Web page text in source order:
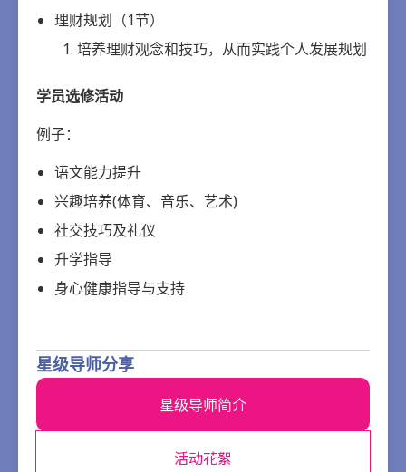
理财规划（1节）
培养理财观念和技巧，从而实践个人发展规划
学员选修活动
例子：
语文能力提升
兴趣培养(体育、音乐、艺术)
社交技巧及礼仪
升学指导
身心健康指导与支持
星级导师分享
星级导师简介
活动花絮